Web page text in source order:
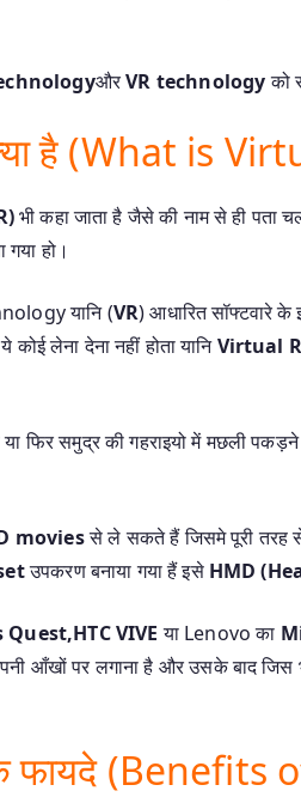
औरVR technologyको
है (What is
भी कहा जाता है जैसे की नाम से ही पता
हो।
यानि (VR) आधारित सॉफ्टवारे के
कोई लेना देना नहीं होता यानिVirtual
फिर समुद्र की गहराइयो में मछली
moviesसे ले सकते हैं जिसमे पूरी तरह
उपकरण बनाया गया हैं इसे HMD
Quest,HTC VIVEया Lenovo का
आँखों पर लगाना है और उसके बाद
(Benefits